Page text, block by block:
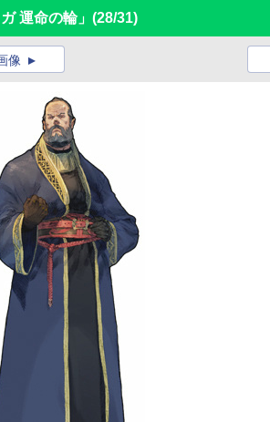
運命の輪」 (28/31)
像